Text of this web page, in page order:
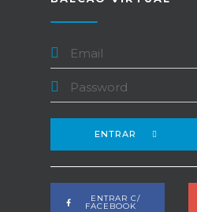
ENTRAR
ENTRAR C/
FACEBOOK